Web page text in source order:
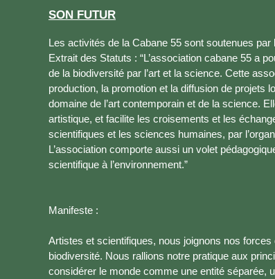
SON FUTUR
Les activités de la Cabane 55 sont soutenues par
Extrait des Statuts : “L’association cabane 55 a
de la biodiversité par l’art et la science. Cette
production, la promotion et la diffusion de projets
domaine de l’art contemporain et de la science.
artistique, et facilite les croisements et les
scientifiques et les sciences humaines, par
L’association comporte aussi un volet
scientifique à l’environnement.”
Manifeste :
Artistes et scientifiques, nous joignons nos
biodiversité. Nous rallions notre pratique aux
considérer le monde comme une entité séparée,